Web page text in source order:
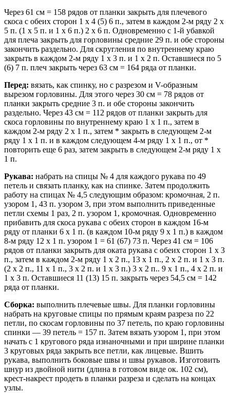
Через 61 см = 158 рядов от планки закрыть для плечевого
скоса с обеих сторон 1 х 4 (5) 6 п., затем в каждом 2-м ряду 2 х
5 п. (1 х 5 п. и 1 х 6 п.) 2 х 6 п. Одновременно с 1-й убавкой
для плеча закрыть для горловины средние 29 п. и обе стороны
закончить раздельно. Для скругления по внутреннему краю
закрыть в каждом 2-м ряду 1 х 3 п. и 1 х 2 п. Оставшиеся по 5
(6) 7 п. плеч закрыть через 63 см = 164 ряда от планки.
Перед: вязать, как спинку, но с разрезом и V-образным
вырезом горловины. Для этого через 30 см = 78 рядов от
планки закрыть средние 3 п. и обе стороны закончить
раздельно. Через 43 см = 112 рядов от планки закрыть для
скоса горловины по внутреннему краю 1 х 1 п., затем в
каждом 2-м ряду 2 x 1 п., затем * закрыть в следующем 2-м
ряду 1 х 1 п. и в каждом следующем 4-м ряду 1 х 1 п., от *
повторить еще 6 раз, затем закрыть в следующем 2-м ряду 1 х
1 п.
Рукава: набрать на спицы № 4 для каждого рукава по 49
петель и связать планку, как на спинке. Затем продолжить
работу на спицах № 4,5 следующим образом: кромочная, 2 п.
узором 1, 43 п. узором 3, при этом выполнить приведенные
петли схемы 1 раз, 2 п. узором 1, кромочная. Одновременно
прибавить для скоса рукава с обеих сторон в каждом 16-м
ряду от планки 6 х 1 п. (в каждом 10-м ряду 9 х 1 п.) в каждом
8-м ряду 12 x 1 п. узором 1 = 61 (67) 73 п. Через 41 см = 106
рядов от планки закрыть для оката рукава с обеих сторон 1 х 3
п., затем в каждом 2-м ряду 1 х 2 п., 13 х 1 п., 2 х 2 п. и 1 х 3 п.
(2 х 2 п., 11 х 1 п., 3 х 2 п. и 1 х 3 п.) 3 х 2 п.. 9 х 1 п., 4 х 2 п. и
1 х 3 п. Оставшиеся 11 (13) 15 п. закрыть через 54,5 см = 142
ряда от планки.
Сборка: выполнить плечевые швы. Для планки горловины
набрать на круговые спицы по прямым краям разреза по 22
петли, по скосам горловины по 37 петель, по краю горловины
спинки — 39 петель = 157 п. Затем вязать узором 1, при этом
начать с 1 кругового ряда изнаночными и при ширине планки
3 круговых ряда закрыть все петли, как лицевые. Вшить
рукава, выполнить боковые швы и швы рукавов. Изготовить
шнур из двойной нити (длина в готовом виде ок. 102 см),
крест-накрест продеть в планки разреза и сделать на концах
узлы.